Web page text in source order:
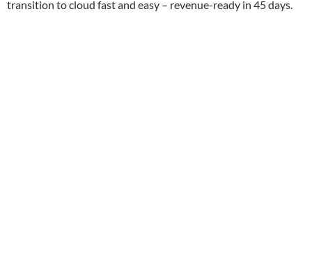
transition to cloud fast and easy – revenue-ready in 45 days.